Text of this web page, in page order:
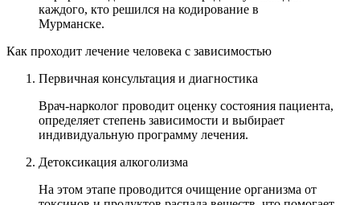
каждого, кто решился на кодирование в
Мурманске.
Как проходит лечение человека с зависимостью
Первичная консультация и диагностика
Врач-нарколог проводит оценку состояния пациента,
определяет степень зависимости и выбирает
индивидуальную программу лечения.
Детоксикация алкоголизма
На этом этапе проводится очищение организма от